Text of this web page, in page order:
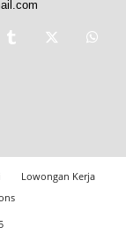
Lowongan Kerja